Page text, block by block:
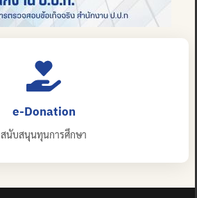
e-Donation
สนับสนุนทุนการศึกษา